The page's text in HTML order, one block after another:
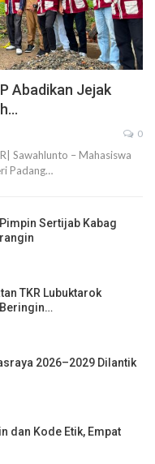
Abadikan Jejak
0
Sawahlunto – Mahasiswa
Padang…
Sertijab Kabag
TKR Lubuktarok
2026–2029 Dilantik
dan Kode Etik, Empat